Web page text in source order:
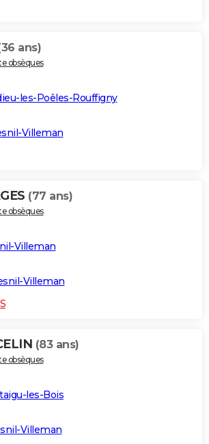
ans)
obsèques
les-Poêles-Rouffigny
Villeman
(77 ans)
obsèques
Villeman
Villeman
(83 ans)
obsèques
les-Bois
Villeman